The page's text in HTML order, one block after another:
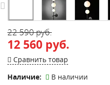
22 590 руб.
12 560 руб.
Сравнить товар
Наличие:
В наличии